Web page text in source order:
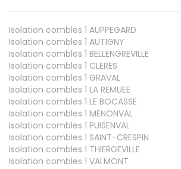
Isolation combles 1 AUPPEGARD
Isolation combles 1 AUTIGNY
Isolation combles 1 BELLENGREVILLE
Isolation combles 1 CLERES
Isolation combles 1 GRAVAL
Isolation combles 1 LA REMUEE
Isolation combles 1 LE BOCASSE
Isolation combles 1 MENONVAL
Isolation combles 1 PUISENVAL
Isolation combles 1 SAINT-CRESPIN
Isolation combles 1 THIERGEVILLE
Isolation combles 1 VALMONT